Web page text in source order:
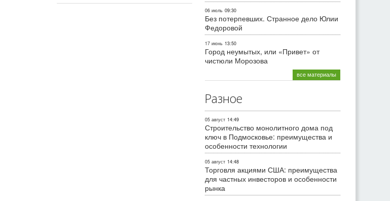
06 июль 09:30
Без потерпевших. Странное дело Юлии
Федоровой
17 июнь 13:50
Город неумытых, или «Привет» от
чистюли Морозова
все материалы
Разное
05 август 14:49
Строительство монолитного дома под
ключ в Подмосковье: преимущества и
особенности технологии
05 август 14:48
Торговля акциями США: преимущества
для частных инвесторов и особенности
рынка